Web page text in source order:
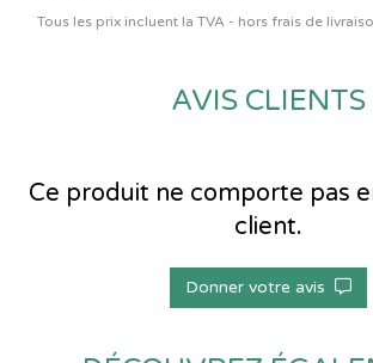
Tous les prix incluent la TVA - hors frais de
AVIS CLIENTS
Ce produit ne comporte pas
client.
Donner votre avis